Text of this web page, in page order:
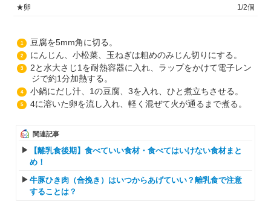
★卵 1/2個
1 豆腐を5mm角に切る。
2 にんじん、小松菜、玉ねぎは粗めのみじん切りにする。
3
2と水大さじ1を耐熱容器に入れ、ラップをかけて電子レン
ジで約1分加熱する。
4 小鍋にだし汁、1の豆腐、3を入れ、ひと煮立ちさせる。
5 4に溶いた卵を流し入れ、軽く混ぜて火が通るまで煮る。
関連記事
【離乳食後期】食べていい食材・食べてはいけない食材まと
め！
牛豚ひき肉（合挽き）はいつからあげていい？離乳食で注意
することは？